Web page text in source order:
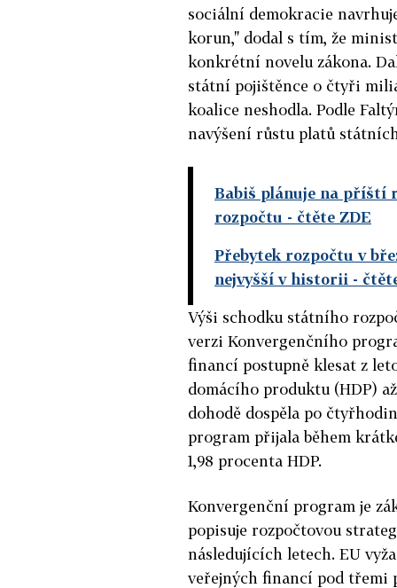
sociální demokracie
korun," dodal s tím, že
konkrétní novelu zákona.
státní pojištěnce o čtyři
koalice neshodla. Podle
navýšení růstu platů
Babiš plánuje na příští
rozpočtu - čtěte ZDE
Přebytek rozpočtu v
nejvyšší v historii -
Výši schodku státního
verzi Konvergenčního
financí postupně klesat z
domácího produktu (HDP)
dohodě dospěla po
program přijala během
1,98 procenta HDP.
Konvergenční program je
popisuje rozpočtovou
následujících letech. EU
veřejných financí pod třemi